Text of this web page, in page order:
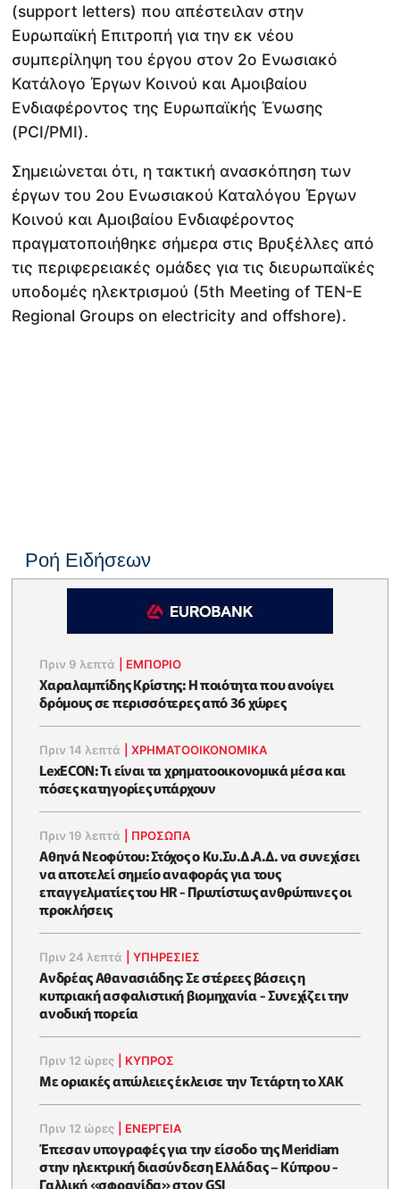
(support letters) που απέστειλαν στην
Ευρωπαϊκή Επιτροπή για την εκ νέου
συμπερίληψη του έργου στον 2ο Ενωσιακό
Κατάλογο Έργων Κοινού και Αμοιβαίου
Ενδιαφέροντος της Ευρωπαϊκής Ένωσης
(PCI/PMI).
Σημειώνεται ότι, η τακτική ανασκόπηση των
έργων του 2ου Ενωσιακού Καταλόγου Έργων
Κοινού και Αμοιβαίου Ενδιαφέροντος
πραγματοποιήθηκε σήμερα στις Βρυξέλλες από
τις περιφερειακές ομάδες για τις διευρωπαϊκές
υποδομές ηλεκτρισμού (5th Meeting of TEN-E
Regional Groups on electricity and offshore).
Ροή Ειδήσεων
Πριν 9 λεπτά ΕΜΠΟΡΙΟ
Χαραλαμπίδης Κρίστης: Η ποιότητα που ανοίγει
δρόμους σε περισσότερες από 36 χώρες
Πριν 14 λεπτά |ΧΡΗΜΑΤΟΟΙΚΟΝΟΜΙΚΆ
LexECON: Τι είναι τα χρηματοοικονομικά μέσα και
πόσες κατηγορίες υπάρχουν
Πριν 19 λεπτά ΠΡΟΣΩΠΑ
Αθηνά Νεοφύτου: Στόχος ο Κυ.Συ.Δ.Α.Δ. να συνεχίσει
να αποτελεί σημείο αναφοράς για τους
επαγγελματίες του HR - Πρωτίστως ανθρώπινες οι
προκλήσεις
Πριν 24 λεπτά |ΥΠΗΡΕΣΙΕΣ
Ανδρέας Αθανασιάδης: Σε στέρεες βάσεις η
κυπριακή ασφαλιστική βιομηχανία - Συνεχίζει την
ανοδική πορεία
Πριν 12 ώρες ΚΥΠΡΟΣ
Με οριακές απώλειες έκλεισε την Τετάρτη το ΧΑΚ
Πριν 12 ώρες ΕΝΈΡΓΕΙΑ
Έπεσαν υπογραφές για την είσοδο της Meridiam
στην ηλεκτρική διασύνδεση Ελλάδας – Κύπρου -
Γαλλική «σφραγίδα» στον GSI